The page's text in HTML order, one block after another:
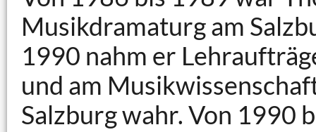
Musikdramaturg am
1990 nahm er
und am
Salzburg wahr. Von 1990